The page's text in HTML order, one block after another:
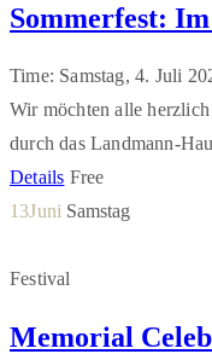
Sommerfest:
Time: Samstag, 4. Juli
Wir möchten alle
durch das Landmann-
Details Free
13Juni Samstag
Festival
Memorial